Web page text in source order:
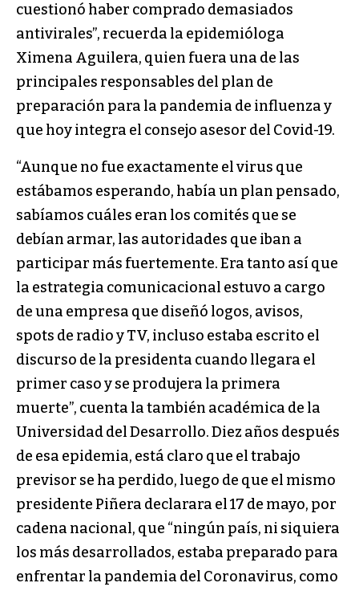
cuestionó haber comprado demasiados
antivirales”, recuerda la epidemióloga
Ximena Aguilera, quien fuera una de las
principales responsables del plan de
preparación para la pandemia de influenza y
que hoy integra el consejo asesor del Covid-19.
“Aunque no fue exactamente el virus que
estábamos esperando, había un plan pensado,
sabíamos cuáles eran los comités que se
debían armar, las autoridades que iban a
participar más fuertemente. Era tanto así que
la estrategia comunicacional estuvo a cargo
de una empresa que diseñó logos, avisos,
spots de radio y TV, incluso estaba escrito el
discurso de la presidenta cuando llegara el
primer caso y se produjera la primera
muerte”, cuenta la también académica de la
Universidad del Desarrollo. Diez años después
de esa epidemia, está claro que el trabajo
previsor se ha perdido, luego de que el mismo
presidente Piñera declarara el 17 de mayo, por
cadena nacional, que “ningún país, ni siquiera
los más desarrollados, estaba preparado para
enfrentar la pandemia del Coronavirus, como